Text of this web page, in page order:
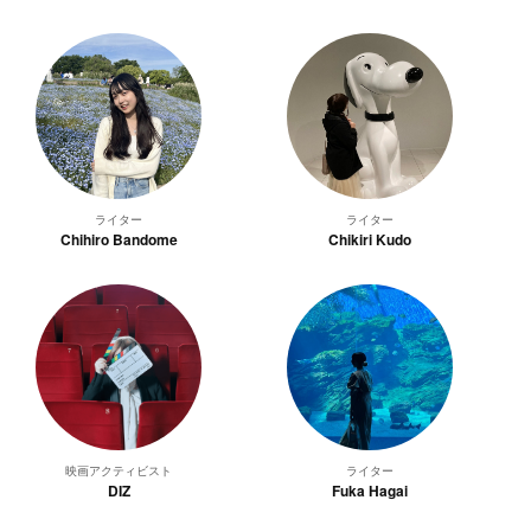
ライター
Chihiro Bandome
ライター
Chikiri Kudo
映画アクティビスト
DIZ
ライター
Fuka Hagai